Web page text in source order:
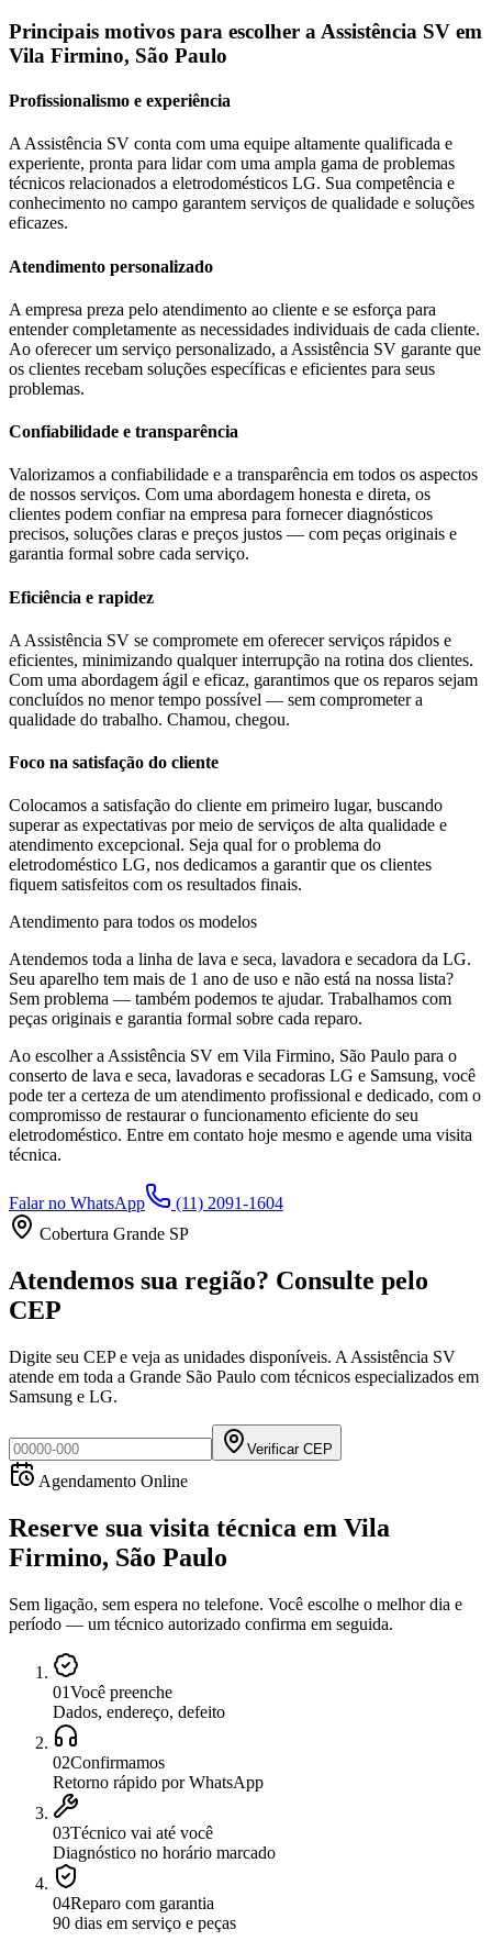
Principais motivos para escolher a Assistência SV em
Vila Firmino, São Paulo
Profissionalismo e experiência
A Assistência SV conta com uma equipe altamente qualificada e
experiente, pronta para lidar com uma ampla gama de problemas
técnicos relacionados a eletrodomésticos LG. Sua competência e
conhecimento no campo garantem serviços de qualidade e soluções
eficazes.
Atendimento personalizado
A empresa preza pelo atendimento ao cliente e se esforça para
entender completamente as necessidades individuais de cada cliente.
Ao oferecer um serviço personalizado, a Assistência SV garante que
os clientes recebam soluções específicas e eficientes para seus
problemas.
Confiabilidade e transparência
Valorizamos a confiabilidade e a transparência em todos os aspectos
de nossos serviços. Com uma abordagem honesta e direta, os
clientes podem confiar na empresa para fornecer diagnósticos
precisos, soluções claras e preços justos — com peças originais e
garantia formal sobre cada serviço.
Eficiência e rapidez
A Assistência SV se compromete em oferecer serviços rápidos e
eficientes, minimizando qualquer interrupção na rotina dos clientes.
Com uma abordagem ágil e eficaz, garantimos que os reparos sejam
concluídos no menor tempo possível — sem comprometer a
qualidade do trabalho. Chamou, chegou.
Foco na satisfação do cliente
Colocamos a satisfação do cliente em primeiro lugar, buscando
superar as expectativas por meio de serviços de alta qualidade e
atendimento excepcional. Seja qual for o problema do
eletrodoméstico LG, nos dedicamos a garantir que os clientes
fiquem satisfeitos com os resultados finais.
Atendimento para todos os modelos
Atendemos toda a linha de lava e seca, lavadora e secadora da LG.
Seu aparelho tem mais de 1 ano de uso e não está na nossa lista?
Sem problema — também podemos te ajudar. Trabalhamos com
peças originais e garantia formal sobre cada reparo.
Ao escolher a Assistência SV em Vila Firmino, São Paulo para o
conserto de lava e seca, lavadoras e secadoras LG e Samsung, você
pode ter a certeza de um atendimento profissional e dedicado, com o
compromisso de restaurar o funcionamento eficiente do seu
eletrodoméstico. Entre em contato hoje mesmo e agende uma visita
técnica.
Falar no WhatsApp
(11) 2091-1604
Cobertura Grande SP
Atendemos sua região? Consulte pelo
CEP
Digite seu CEP e veja as unidades disponíveis. A Assistência SV
atende em toda a Grande São Paulo com técnicos especializados em
Samsung e LG.
Verificar CEP
Agendamento Online
Reserve sua visita técnica em Vila
Firmino, São Paulo
Sem ligação, sem espera no telefone. Você escolhe o melhor dia e
período — um técnico autorizado confirma em seguida.
01Você preenche
Dados, endereço, defeito
02Confirmamos
Retorno rápido por WhatsApp
03Técnico vai até você
Diagnóstico no horário marcado
04Reparo com garantia
90 dias em serviço e peças